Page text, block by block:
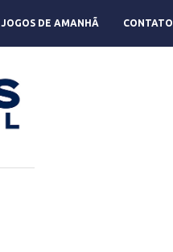
JOGOS DE AMANHÃ CONTATO